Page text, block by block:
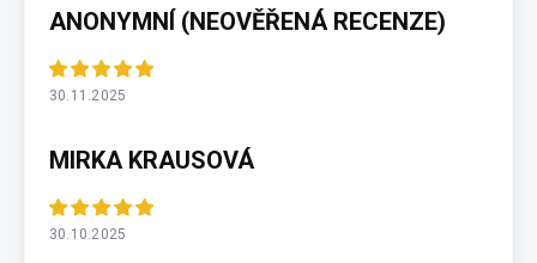
ANONYMNÍ (NEOVĚŘENÁ RECENZE)
30.11.2025
MIRKA KRAUSOVÁ
30.10.2025